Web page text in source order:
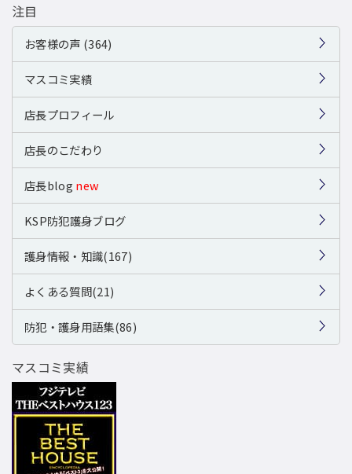
注目
お客様の声 (364)
マスコミ実績
店長プロフィール
店長のこだわり
店長blog new
KSP防犯護身ブログ
護身情報・知識(167)
よくある質問(21)
防犯・護身用語集(86)
マスコミ実績